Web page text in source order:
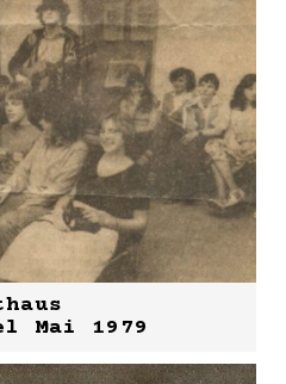
Mai 1979